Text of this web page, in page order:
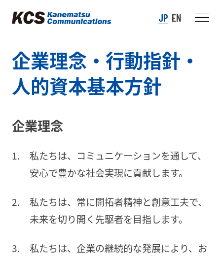
JP EN
企業理念・行動指針・
人的資本基本方針
企業理念
私たちは、コミュニケーションを通して、
安心で豊かな社会実現に貢献します。
私たちは、常に開拓者精神と創意工夫で、
未来を切り開く先駆者を目指します。
私たちは、企業の継続的な発展により、お